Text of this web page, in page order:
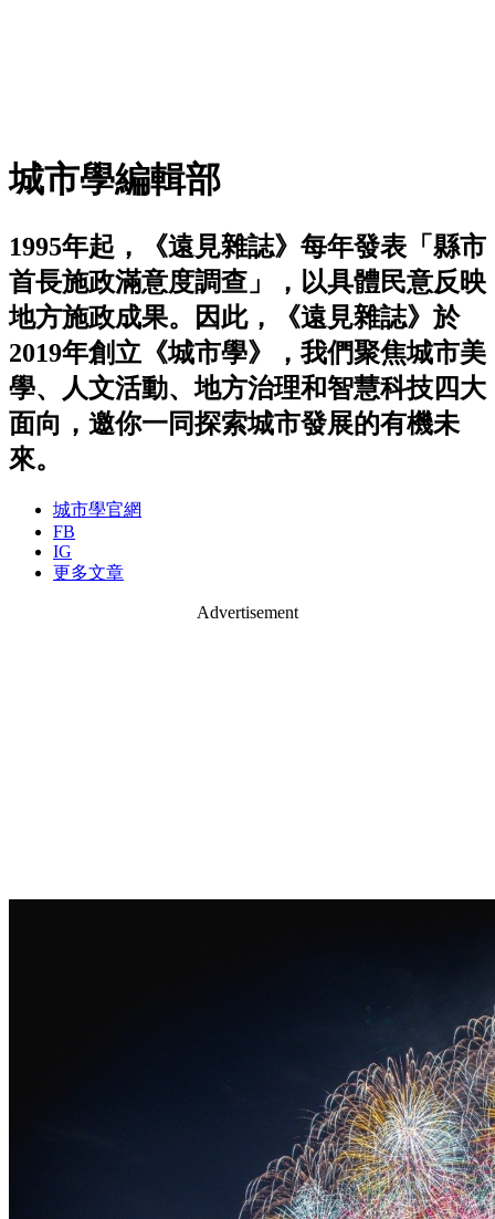
城市學編輯部
1995年起，《遠見雜誌》每年發表「縣市
首長施政滿意度調查」，以具體民意反映
地方施政成果。因此，《遠見雜誌》於
2019年創立《城市學》，我們聚焦城市美
學、人文活動、地方治理和智慧科技四大
面向，邀你一同探索城市發展的有機未
來。
城市學官網
FB
IG
更多文章
Advertisement